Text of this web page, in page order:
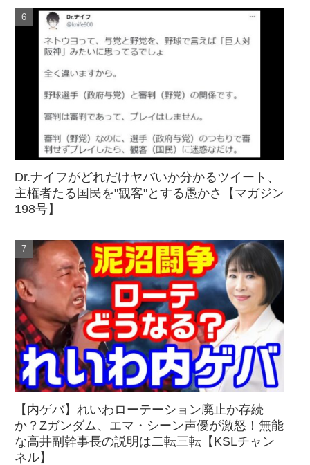
Dr.ナイフがどれだけヤバいか分かるツイート、
主権者たる国民を"観客"とする愚かさ【マガジン
198号】
【内ゲバ】れいわローテーション廃止か存続
か？Zガンダム、エマ・シーン声優が激怒！無能
な高井副幹事長の説明は二転三転【KSLチャン
ネル】